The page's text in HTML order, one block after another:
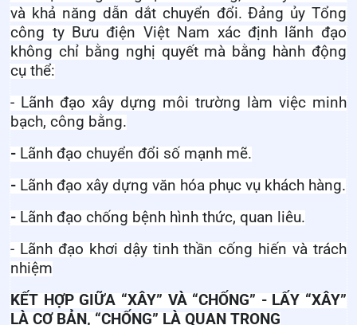
và khả năng dẫn dắt chuyển đổi. Đảng ủy Tổng
công ty Bưu điện Việt Nam xác định lãnh đạo
không chỉ bằng nghị quyết mà bằng hành động
cụ thể:
- Lãnh đạo xây dựng môi trường làm việc minh
bạch, công bằng.
- Lãnh đạo chuyển đổi số mạnh mẽ.
- Lãnh đạo xây dựng văn hóa phục vụ khách hàng.
- Lãnh đạo chống bệnh hình thức, quan liêu.
- Lãnh đạo khơi dậy tinh thần cống hiến và trách
nhiệm
KẾT HỢP GIỮA “XÂY” VÀ “CHỐNG” - LẤY “XÂY”
LÀ CƠ BẢN, “CHỐNG” LÀ QUAN TRỌNG